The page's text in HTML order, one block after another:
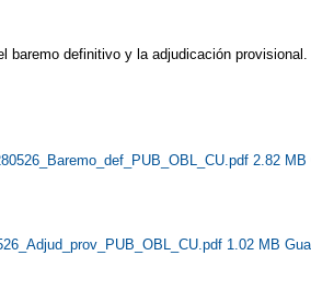
definitivo y la adjudicación provisional.
2.82 MB
1.02 MB